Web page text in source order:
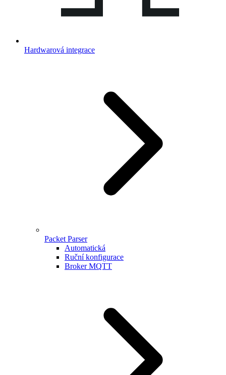
Hardwarová integrace
Packet Parser
Automatická
Ruční konfigurace
Broker MQTT